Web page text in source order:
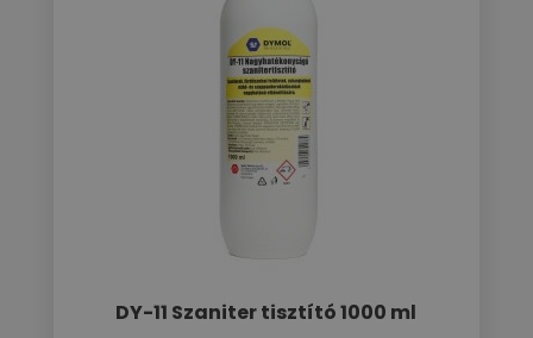
DY-11 Szaniter tisztító 1000 ml